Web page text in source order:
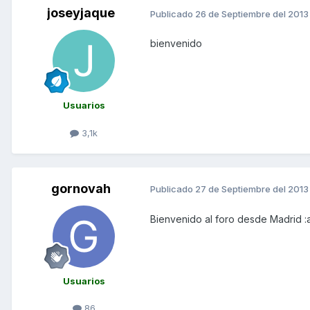
joseyjaque
Usuarios
3,1k
Publicado 26 de Septiembre del 2013
bienvenido
gornovah
Usuarios
86
Publicado 27 de Septiembre del 2013
Bienvenido al foro desde Madrid